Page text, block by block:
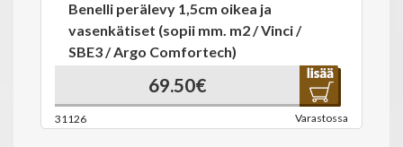
Benelli perälevy 1,5cm oikea ja
vasenkätiset (sopii mm. m2 / Vinci /
SBE3 / Argo Comfortech)
69.50€
31126 Varastossa